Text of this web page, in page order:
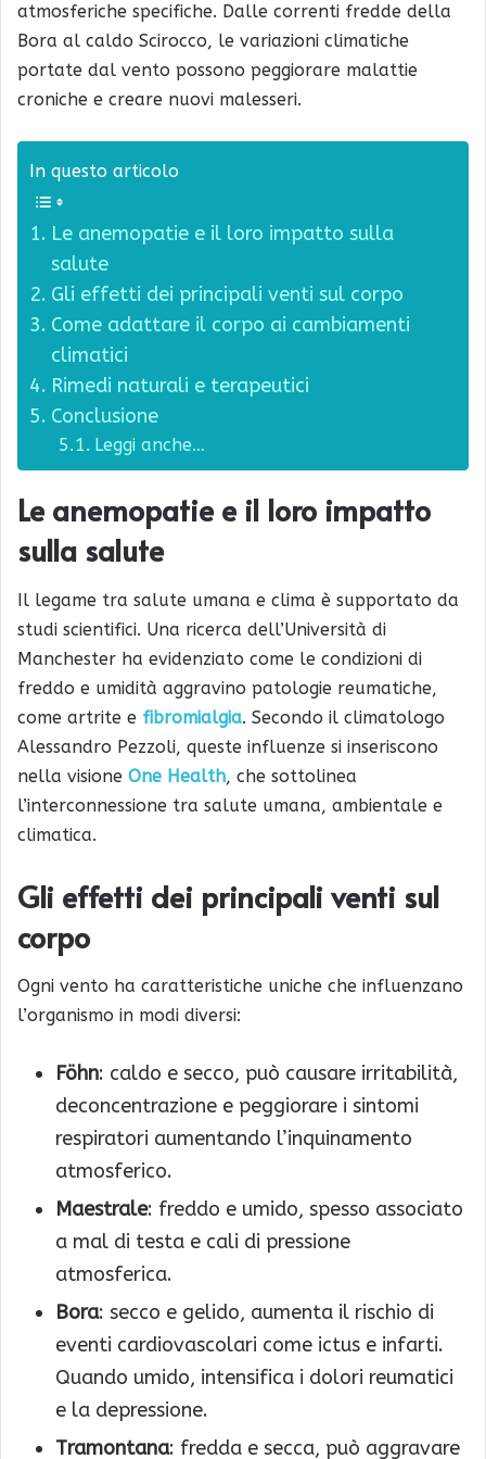
atmosferiche specifiche. Dalle correnti fredde della
Bora al caldo Scirocco, le variazioni climatiche
portate dal vento possono peggiorare malattie
croniche e creare nuovi malesseri.
In questo articolo
Le anemopatie e il loro impatto sulla
salute
Gli effetti dei principali venti sul corpo
Come adattare il corpo ai cambiamenti
climatici
Rimedi naturali e terapeutici
Conclusione
Leggi anche…
Le anemopatie e il loro impatto
sulla salute
Il legame tra salute umana e clima è supportato da
studi scientifici. Una ricerca dell’Università di
Manchester ha evidenziato come le condizioni di
freddo e umidità aggravino patologie reumatiche,
come artrite e fibromialgia. Secondo il climatologo
Alessandro Pezzoli, queste influenze si inseriscono
nella visione One Health, che sottolinea
l’interconnessione tra salute umana, ambientale e
climatica.
Gli effetti dei principali venti sul
corpo
Ogni vento ha caratteristiche uniche che influenzano
l’organismo in modi diversi:
Föhn: caldo e secco, può causare irritabilità,
deconcentrazione e peggiorare i sintomi
respiratori aumentando l’inquinamento
atmosferico.
Maestrale: freddo e umido, spesso associato
a mal di testa e cali di pressione
atmosferica.
Bora: secco e gelido, aumenta il rischio di
eventi cardiovascolari come ictus e infarti.
Quando umido, intensifica i dolori reumatici
e la depressione.
Tramontana: fredda e secca, può aggravare